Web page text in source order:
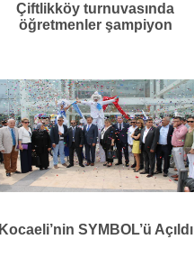
Çiftlikköy turnuvasında
öğretmenler şampiyon
Kocaeli’nin SYMBOL’ü Açıldı